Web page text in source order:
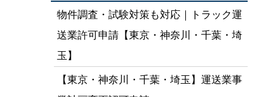
物件調査・試験対策も対応｜トラック運
送業許可申請【東京・神奈川・千葉・埼
玉】
【東京・神奈川・千葉・埼玉】運送業事